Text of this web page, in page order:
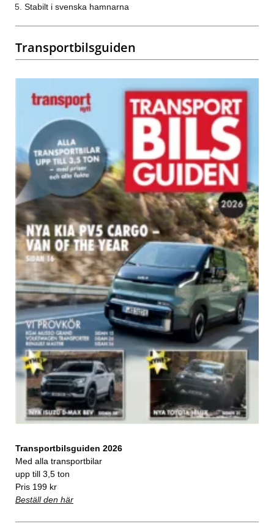
Stabilt i svenska hamnarna
Transportbilsguiden
Transportbilsguiden 2026
Med alla transportbilar
upp till 3,5 ton
Pris 199 kr
Beställ den här